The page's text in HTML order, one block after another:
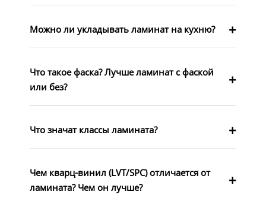
Можно ли укладывать ламинат на кухню?
Что такое фаска? Лучше ламинат с фаской
или без?
Что значат классы ламината?
Чем кварц-винил (LVT/SPC) отличается от
ламината? Чем он лучше?